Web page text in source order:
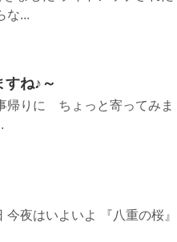
な...
ね♪～
帰りに ちょっと寄ってみま
夜はいよいよ 『八重の桜』